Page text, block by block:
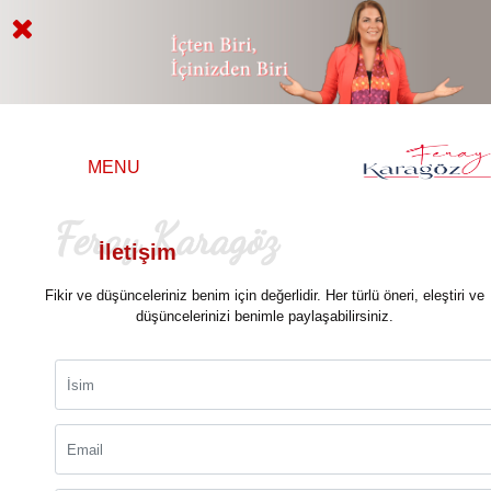
MENU
İletişim
Feray Karagöz
Fikir ve düşünceleriniz benim için değerlidir. Her türlü öneri, eleştiri ve
düşüncelerinizi benimle paylaşabilirsiniz.